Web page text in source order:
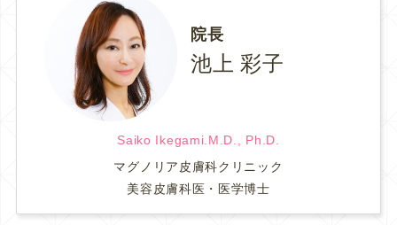
院長
池上 彩子
Saiko Ikegami.M.D., Ph.D.
マグノリア皮膚科クリニック
美容皮膚科医・医学博士